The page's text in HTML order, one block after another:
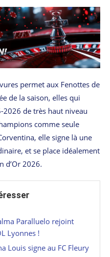
permet aux Fenottes de
de la saison, elles qui
2026 de très haut niveau
comme seule
elle signe là une
et se place idéalement
d’Or 2026.
Paralluelo rejoint
Lyonnes !
Louis signe au FC Fleury